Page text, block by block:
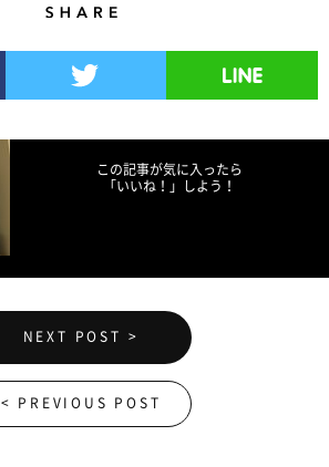
この記事が気に入ったら
「いいね！」しよう！
NEXT POST >
< PREVIOUS POST